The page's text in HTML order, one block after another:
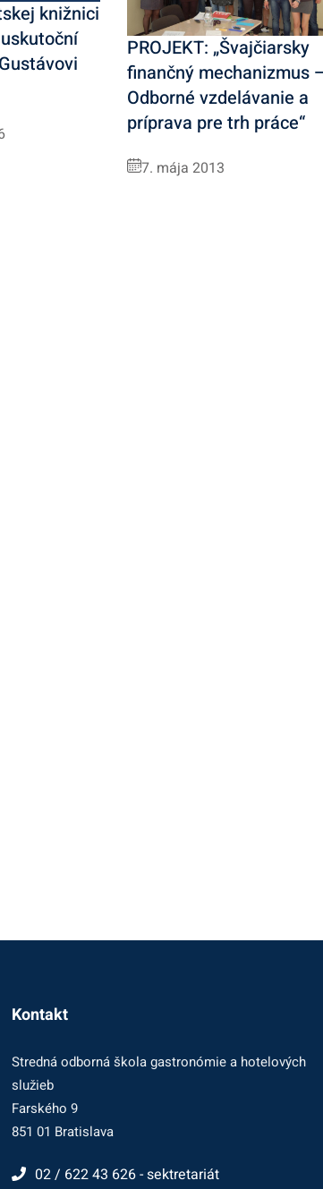
knižnici
PROJEKT: „Švajčiarsky
finančný mechanizmus
Odborné vzdelávanie a
príprava pre trh práce“
7. mája 2013
Kontakt
Stredná odborná škola gastronómie a hotelových
služieb
Farského 9
851 01 Bratislava
02 / 622 43 626 - sektretariát